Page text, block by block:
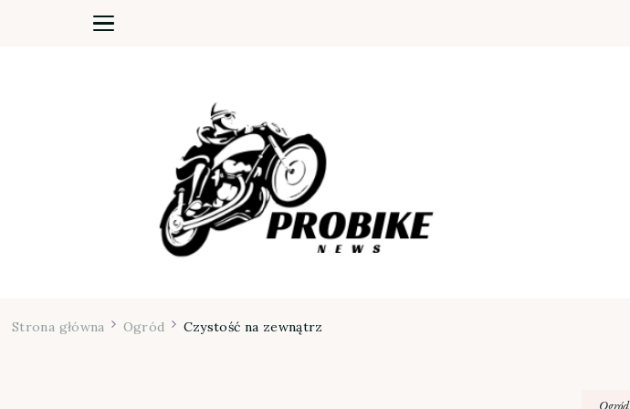
Strona główna Ogród Czystość na zewnątrz
Ogród